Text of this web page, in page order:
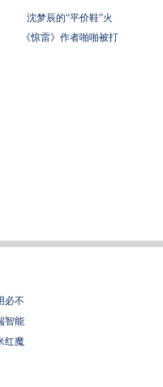
沈梦辰的“平价鞋”火
《惊雷》作者啪啪被打
必不
智能
红魔